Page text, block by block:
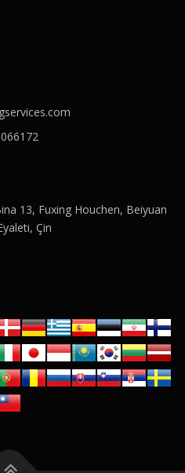
13, Fuxing Houchen, Beiyuan
Çin